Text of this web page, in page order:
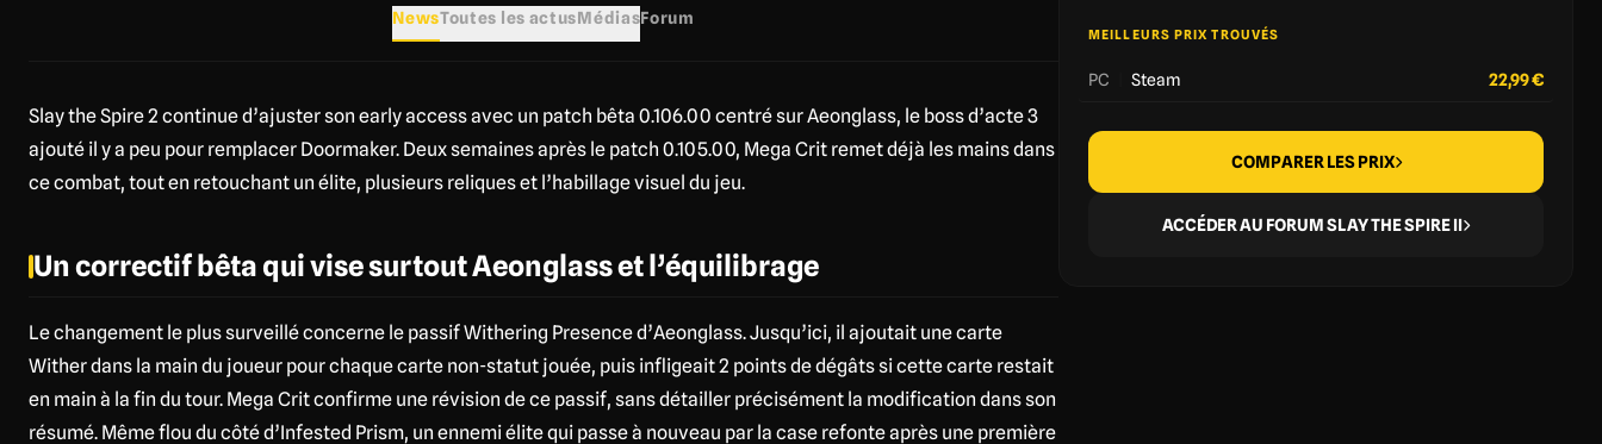
NewsToutes les actusMédiasForum
Slay the Spire 2 continue d’ajuster son early access avec un patch bêta 0.106.00 centré sur Aeonglass, le boss d’acte 3
ajouté il y a peu pour remplacer Doormaker. Deux semaines après le patch 0.105.00, Mega Crit remet déjà les mains dans
ce combat, tout en retouchant un élite, plusieurs reliques et l’habillage visuel du jeu.
Un correctif bêta qui vise surtout Aeonglass et l’équilibrage
Le changement le plus surveillé concerne le passif Withering Presence d’Aeonglass. Jusqu’ici, il ajoutait une carte
Wither dans la main du joueur pour chaque carte non-statut jouée, puis infligeait 2 points de dégâts si cette carte restait
en main à la fin du tour. Mega Crit confirme une révision de ce passif, sans détailler précisément la modification dans son
résumé. Même flou du côté d’Infested Prism, un ennemi élite qui passe à nouveau par la case refonte après une première
MEILLEURS PRIX TROUVÉS
PC Steam 22,99 €
COMPARER LES PRIX
ACCÉDER AU FORUM SLAY THE SPIRE II